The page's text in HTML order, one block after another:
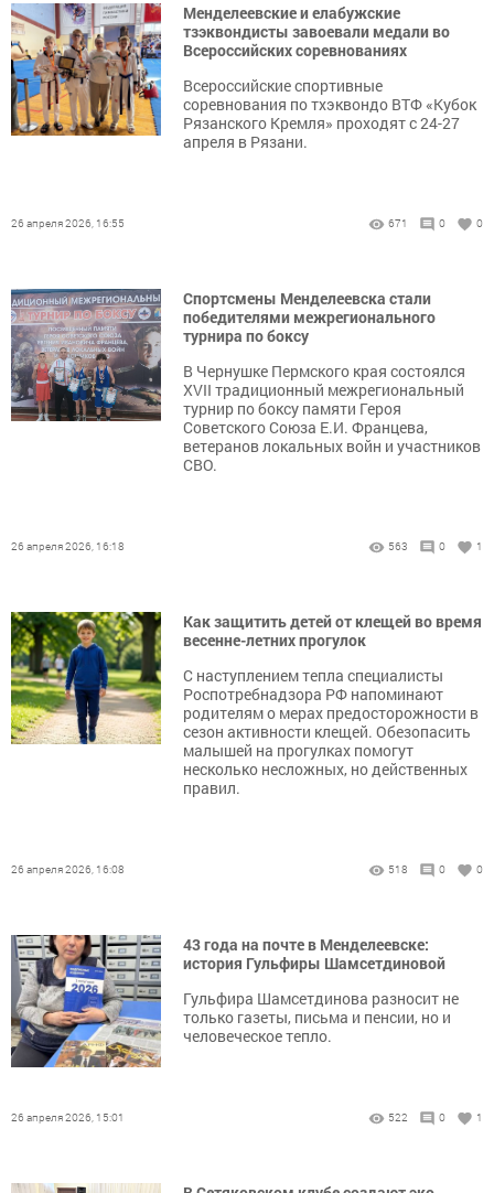
Менделеевские и елабужские
тзэквондисты завоевали медали во
Всероссийских соревнованиях
Всероссийские спортивные
соревнования по тхэквондо ВТФ «Кубок
Рязанского Кремля» проходят с 24-27
апреля в Рязани.
26 апреля 2026, 16:55 671 0 0
Спортсмены Менделеевска стали
победителями межрегионального
турнира по боксу
В Чернушке Пермского края состоялся
XVII традиционный межрегиональный
турнир по боксу памяти Героя
Советского Союза Е.И. Францева,
ветеранов локальных войн и участников
СВО.
26 апреля 2026, 16:18 563 0 1
Как защитить детей от клещей во время
весенне-летних прогулок
С наступлением тепла специалисты
Роспотребнадзора РФ напоминают
родителям о мерах предосторожности в
сезон активности клещей. Обезопасить
малышей на прогулках помогут
несколько несложных, но действенных
правил.
26 апреля 2026, 16:08 518 0 0
43 года на почте в Менделеевске:
история Гульфиры Шамсетдиновой
Гульфира Шамсетдинова разносит не
только газеты, письма и пенсии, но и
человеческое тепло.
26 апреля 2026, 15:01 522 0 1